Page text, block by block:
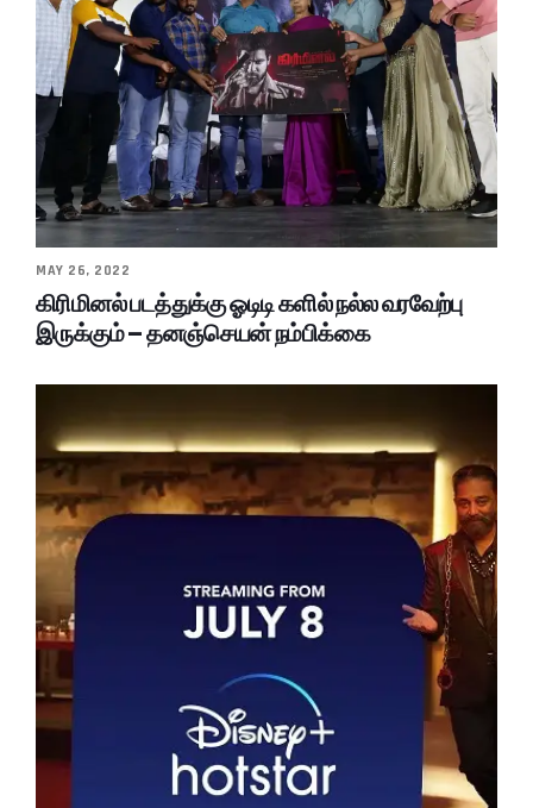
MAY 26, 2022
கிரிமினல் படத்துக்கு ஓடிடி களில் நல்ல வரவேற்பு
இருக்கும் – தனஞ்செயன் நம்பிக்கை